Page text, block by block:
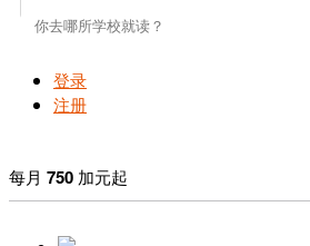
登录
注册
每月 750 加元起